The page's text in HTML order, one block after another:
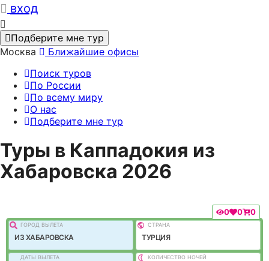
вход
Подберите мне тур
Москва
Ближайшие офисы
Поиск туров
По России
По всему миру
О нас
Подберите мне тур
Туры в Каппадокия из
Хабаровска 2026
0 0 0
ГОРОД ВЫЛEТА
ИЗ ХАБАРОВСКА
СТРАНА
ТУРЦИЯ
ДАТЫ ВЫЛЕТА КОЛИЧЕСТВО НОЧЕЙ